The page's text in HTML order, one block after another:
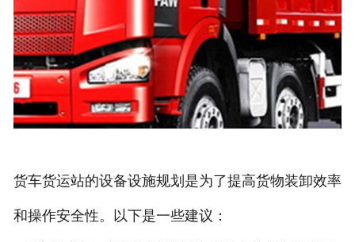
货车货运站的设备设施规划是为了提高货物装卸效率
和操作安全性。以下是一些建议：